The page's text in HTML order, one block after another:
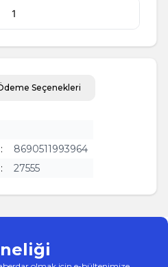
Seçenekleri
:
8690511993964
: 27555